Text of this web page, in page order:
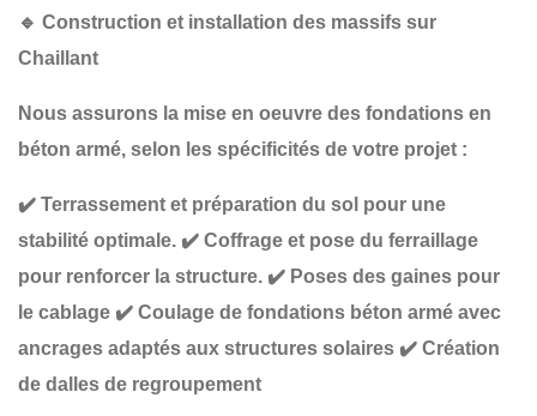
🔹 Construction et installation des massifs sur
Chaillant
Nous assurons la mise en oeuvre des fondations en
béton armé, selon les spécificités de votre projet :
✔️ Terrassement et préparation du sol pour une
stabilité optimale. ✔️ Coffrage et pose du ferraillage
pour renforcer la structure. ✔️ Poses des gaines pour
le cablage ✔️ Coulage de fondations béton armé avec
ancrages adaptés aux structures solaires ✔️ Création
de dalles de regroupement